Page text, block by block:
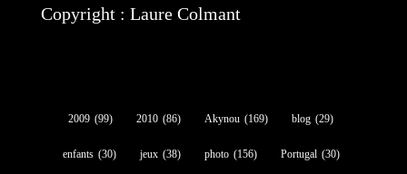
Copyright : Laure Colmant
2009 (99) 2010 (86) Akynou (169) blog (29)
enfants (30) jeux (38) photo (156) Portugal (30)